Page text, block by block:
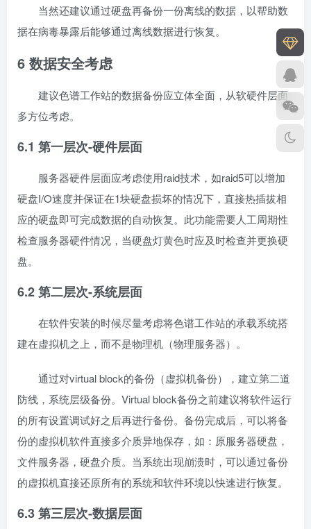
当然还建议通过硬盘再备份一份离线的数据，以帮助数
据在病毒暴露后能够通过离线数据进行恢复。
6 数据安全考虑
建议色谱工作站的数据备份应立体全面，从软硬件层面
多方位考虑。
6.1 第一层次-硬件层面
服务器硬件层面应考虑使用raid技术，如raid5可以增加
硬盘I/O速度并保证在1块硬盘损坏的情况下，直接热插拔相
应的硬盘即可完成数据的自动恢复。此功能需要人工周期性
检查服务器硬件情况，当硬盘灯黄色时应及时检查并更换硬
盘。
6.2 第二层次-系统层面
在软件安装的时候尽量考虑将色谱工作站的承载系统搭
建在虚拟机之上，而不是物理机（物理服务器）。
通过对virtual block的备份（虚拟机备份），建立第二道
防线，系统层级备份。Virtual block备份之前建议将软件运行
的所有设置调试好之后再进行备份。备份完成后，可以将备
份的虚拟机软件直接多介质异地保存，如：原服务器硬盘，
文件服务器，硬盘介质。当系统出现崩溃时，可以通过备份
的虚拟机直接还原所有的系统和软件环境以快速进行恢复。
6.3 第三层次-数据层面